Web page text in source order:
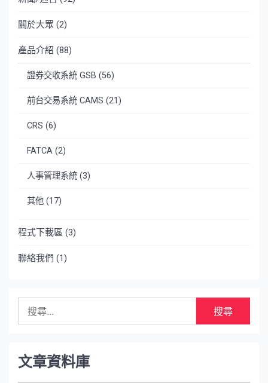
關於大眾 (2)
產品介紹 (88)
證券交收系統 GSB (56)
前台交易系統 CAMS (21)
CRS (6)
FATCA (2)
人事管理系統 (3)
其他 (17)
程式下載區 (3)
聯絡我們 (1)
字:
文章資料庫